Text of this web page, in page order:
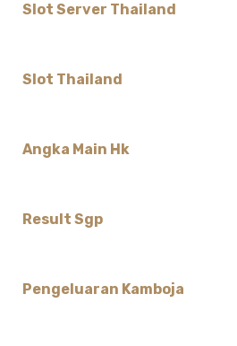
Slot Server Thailand
Slot Thailand
Angka Main Hk
Result Sgp
Pengeluaran Kamboja